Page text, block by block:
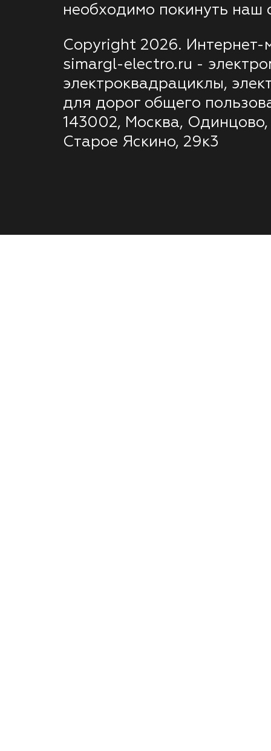
необходимо покинуть наш
Copyright 2026. Интернет-
simargl-electro.ru -
электроквадрациклы,
для дорог общего
143002, Москва, Одинцово,
Старое Яскино, 29к3